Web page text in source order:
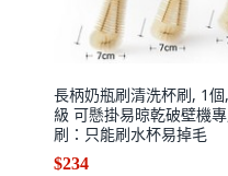
長柄奶瓶刷清洗杯刷, 1
級 可懸掛易晾乾破壁機
刷：只能刷水杯易掉毛
$234